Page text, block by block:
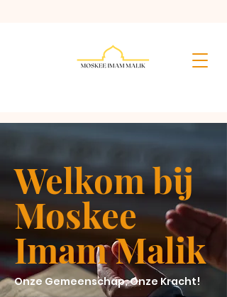
Welkom bij
Moskee
Imam Malik
Onze Gemeenschap, Onze Kracht!